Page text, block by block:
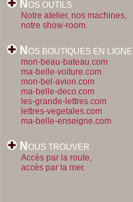
N OS OUTILS
Notre atelier, nos machines,
notre show-room.
N OS BOUTIQUES EN LIGNE
mon-beau-bateau.com
ma-belle-voiture.com
mon-bel-avion.com
ma-belle-deco.com
les-grande-lettres.com
lettres-vegetales.com
ma-belle-enseigne.com
N OUS TROUVER
Accès par la route,
accès par la mer.